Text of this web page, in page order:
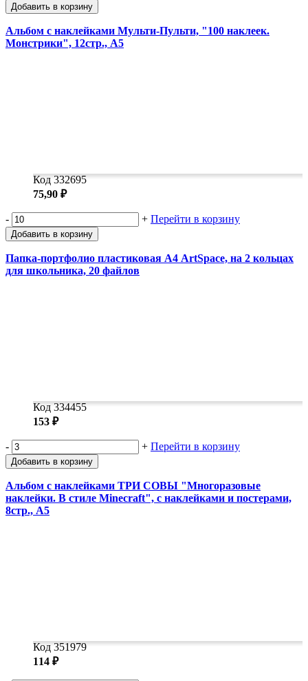
Добавить в корзину
Альбом с наклейками Мульти-Пульти, "100 наклеек.
Монстрики", 12стр., А5
Код 332695
75,90 ₽
- + Перейти в корзину
Добавить в корзину
Папка-портфолио пластиковая А4 ArtSpace, на 2 кольцах
для школьника, 20 файлов
Код 334455
153 ₽
- + Перейти в корзину
Добавить в корзину
Альбом с наклейками ТРИ СОВЫ "Многоразовые
наклейки. В стиле Minecraft", с наклейками и постерами,
8стр., А5
Код 351979
114 ₽